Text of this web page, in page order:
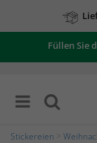
Füllen Sie
Stickereien